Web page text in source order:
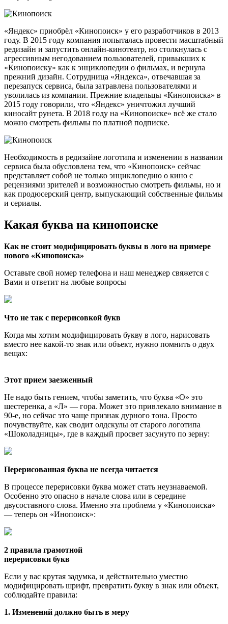
«Яндекс» приобрёл «Кинопоиск» у его разработчиков в 2013
году. В 2015 году компания попыталась провести масштабный
редизайн и запустить онлайн-кинотеатр, но столкнулась с
агрессивным негодованием пользователей, привыкших к
«Кинопоиску» как к энциклопедии о фильмах, и вернула
прежний дизайн. Сотрудница «Яндекса», отвечавшая за
перезапуск сервиса, была затравлена пользователями и
уволилась из компании. Прежние владельцы «Кинопоиска» в
2015 году говорили, что «Яндекс» уничтожил лучший
киносайт рунета. В 2018 году на «Кинопоиске» всё же стало
можно смотреть фильмы по платной подписке.
Необходимость в редизайне логотипа и изменении в названии
сервиса была обусловлена тем, что «Кинопоиск» сейчас
представляет собой не только энциклопедию о кино с
рецензиями зрителей и возможностью смотреть фильмы, но и
как продюсерский центр, выпускающий собственные фильмы
и сериалы.
Какая буква на кинопоиске
Как не стоит модифицировать буквы в лого на примере
нового «Кинопоиска»
Оставьте свой номер телефона и наш менеджер свяжется с
Вами и ответит на любые вопросы
Что не так с перерисовкой букв
Когда мы хотим модифицировать букву в лого, нарисовать
вместо нее какой-то знак или объект, нужно помнить о двух
вещах:
Этот прием заезженный
Не надо быть гением, чтобы заметить, что буква «О» это
шестеренка, а «Л» — гора. Может это привлекало внимание в
90-е, но сейчас это чаще признак дурного тона. Просто
почувствуйте, как сводит олдскулы от старого логотипа
«Шоколадницы», где в каждый просвет засунуто по зерну:
Перерисованная буква не всегда читается
В процессе перерисовки буква может стать неузнаваемой.
Особенно это опасно в начале слова или в середине
двусоставного слова. Именно эта проблема у «Кинопоиска»
— теперь он «Инопоиск»:
2 правила грамотной
перерисовки букв
Если у вас крутая задумка, и действительно уместно
модифицировать шрифт, превратить букву в знак или объект,
соблюдайте правила:
1. Изменений должно быть в меру